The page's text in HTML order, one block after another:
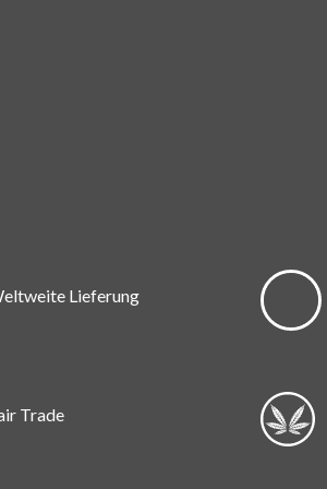
Lieferung
Trade